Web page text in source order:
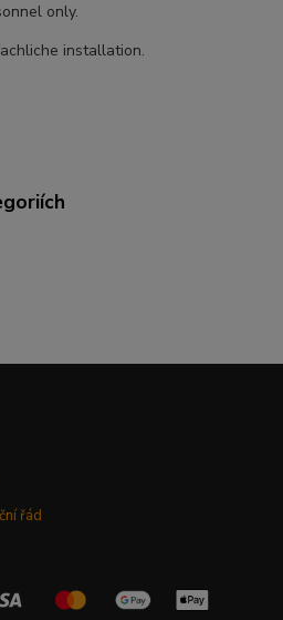
only.
installation.
řád